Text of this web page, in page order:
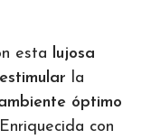
esta lujosa
estimular la
óptimo
con